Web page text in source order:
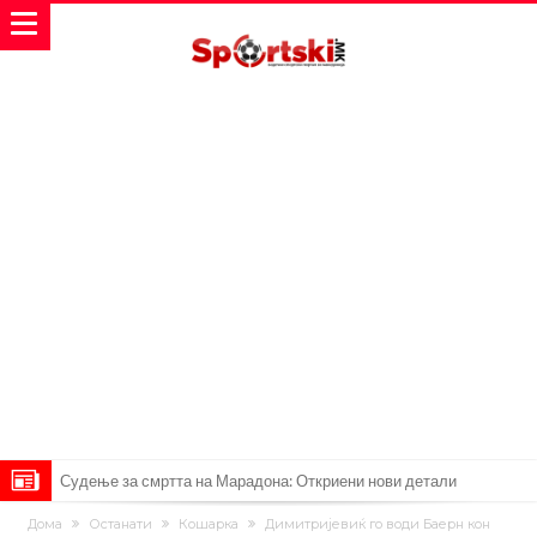
Судење за смртта на Марадона: Откриени нови детали
Англиски репрезентативец обвинет за напад во ноќен клуб – ќе
Дома Останати Кошарка
Димитријевиќ го води Баерн кон